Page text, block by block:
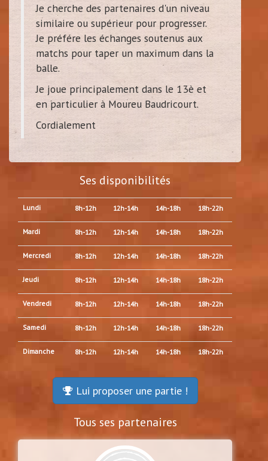
Je cherche des partenaires d'un niveau
similaire ou supérieur pour progresser.
Je préfére les échanges soutenus aux
matchs pour taper un maximum dans la
balle.
Je joue principalement dans le 13è et
en particulier à Moureu Baudricourt.
Cordialement
Ses disponibilités
Lundi 8h-12h 12h-14h 14h-18h 18h-22h
Mardi 8h-12h 12h-14h 14h-18h 18h-22h
Mercredi 8h-12h 12h-14h 14h-18h 18h-22h
Jeudi 8h-12h 12h-14h 14h-18h 18h-22h
Vendredi 8h-12h 12h-14h 14h-18h 18h-22h
Samedi 8h-12h 12h-14h 14h-18h 18h-22h
Dimanche 8h-12h 12h-14h 14h-18h 18h-22h
Lui proposer une partie !
Tous ses partenaires